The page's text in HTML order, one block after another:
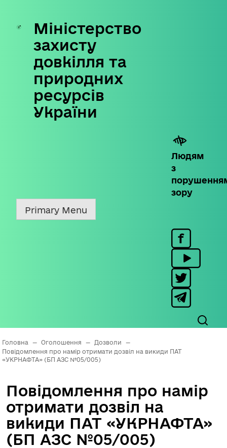
Skip
content
Міністерство
захисту
довкілля та
природних
ресурсів
України
Людям
з
зору
Primary Menu
Головна — Оголошення — Дозволи
—
Повідомлення про намір отримати дозвіл на викиди ПАТ
«УКРНАФТА» (БП АЗС №05/005)
Повідомлення про намір
отримати дозвіл на
викиди ПАТ «УКРНАФТА»
(БП АЗС №05/005)